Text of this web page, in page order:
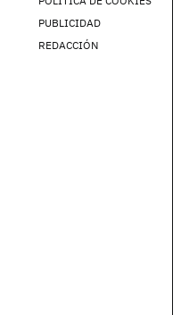
PUBLICIDAD
REDACCIÓN